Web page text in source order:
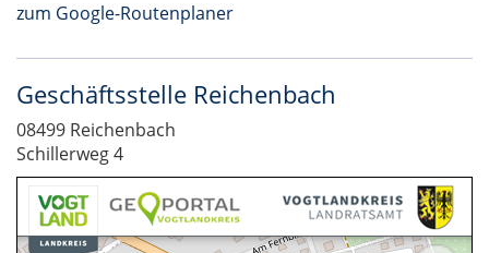
zum Google-Routenplaner
Geschäftsstelle Reichenbach
08499 Reichenbach
Schillerweg 4